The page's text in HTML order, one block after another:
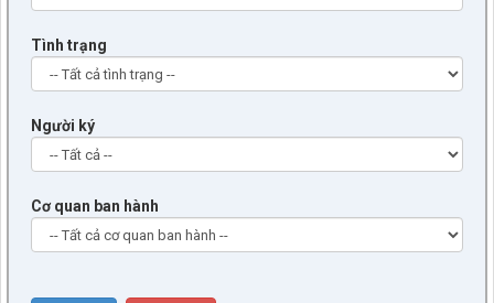
Tình trạng
Người ký
Cơ quan ban hành